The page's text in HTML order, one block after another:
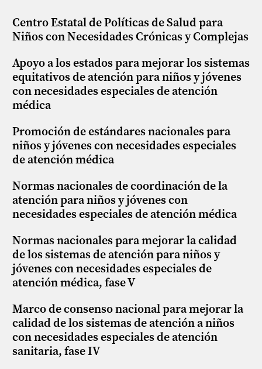
Centro Estatal de Políticas de Salud para
Niños con Necesidades Crónicas y Complejas
Apoyo a los estados para mejorar los sistemas
equitativos de atención para niños y jóvenes
con necesidades especiales de atención
médica
Promoción de estándares nacionales para
niños y jóvenes con necesidades especiales
de atención médica
Normas nacionales de coordinación de la
atención para niños y jóvenes con
necesidades especiales de atención médica
Normas nacionales para mejorar la calidad
de los sistemas de atención para niños y
jóvenes con necesidades especiales de
atención médica, fase V
Marco de consenso nacional para mejorar la
calidad de los sistemas de atención a niños
con necesidades especiales de atención
sanitaria, fase IV